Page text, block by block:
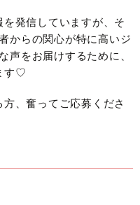
発信していますが、そ
からの関心が特に高いジ
声をお届けするために、
す♡
、奮ってご応募くださ